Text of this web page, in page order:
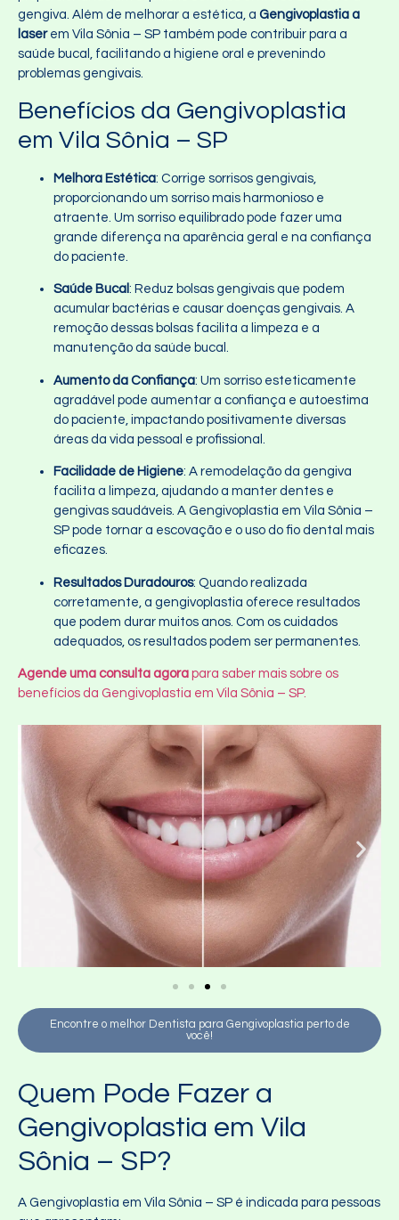
gengiva. Além de melhorar a estética, a Gengivoplastia a
laser em Vila Sônia – SP também pode contribuir para a
saúde bucal, facilitando a higiene oral e prevenindo
problemas gengivais.
Benefícios da Gengivoplastia
em Vila Sônia – SP
Melhora Estética: Corrige sorrisos gengivais,
proporcionando um sorriso mais harmonioso e
atraente. Um sorriso equilibrado pode fazer uma
grande diferença na aparência geral e na confiança
do paciente.
Saúde Bucal : Reduz bolsas gengivais que podem
acumular bactérias e causar doenças gengivais. A
remoção dessas bolsas facilita a limpeza e a
manutenção da saúde bucal.
Aumento da Confiança: Um sorriso esteticamente
agradável pode aumentar a confiança e autoestima
do paciente, impactando positivamente diversas
áreas da vida pessoal e profissional.
Facilidade de Higiene: A remodelação da gengiva
facilita a limpeza, ajudando a manter dentes e
gengivas saudáveis. A Gengivoplastia em Vila Sônia –
SP pode tornar a escovação e o uso do fio dental mais
eficazes.
Resultados Duradouros: Quando realizada
corretamente, a gengivoplastia oferece resultados
que podem durar muitos anos. Com os cuidados
adequados, os resultados podem ser permanentes.
Agende uma consulta agora para saber mais sobre os
benefícios da Gengivoplastia em Vila Sônia – SP.
Encontre o melhor Dentista para Gengivoplastia perto de
você!
Quem Pode Fazer a
Gengivoplastia em Vila
Sônia – SP?
A Gengivoplastia em Vila Sônia – SP é indicada para pessoas